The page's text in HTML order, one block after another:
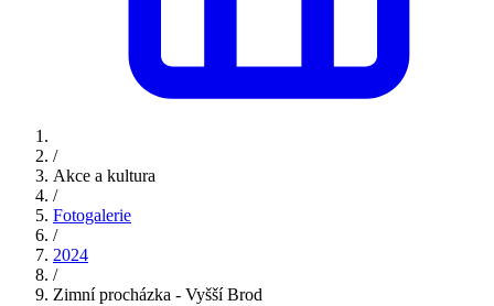
/
Akce a kultura
/
Fotogalerie
/
2024
/
Zimní procházka - Vyšší Brod